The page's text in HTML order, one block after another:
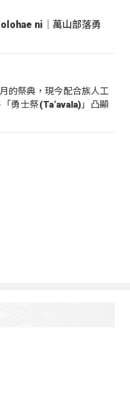
ni｜萬山部落勇
的祭典，現今配合族人工
勇士祭(Ta‘avala)」凸顯